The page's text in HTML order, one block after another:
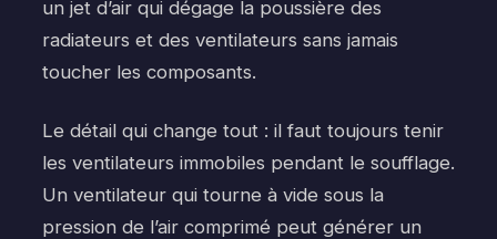
un jet d’air qui dégage la poussière des
radiateurs et des ventilateurs sans jamais
toucher les composants.
Le détail qui change tout : il faut toujours tenir
les ventilateurs immobiles pendant le soufflage.
Un ventilateur qui tourne à vide sous la
pression de l’air comprimé peut générer un